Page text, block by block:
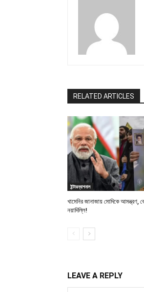
RELATED ARTICLES
ইন্টারন্যাশনাল
খামেনির জানাজায় মোদিকে আমন্ত্রণ,
নয়াদিল্লি!
LEAVE A REPLY